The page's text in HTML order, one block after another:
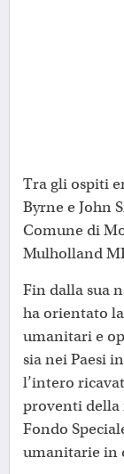
Tra gli ospiti
Byrne e John
Comune di
Mulholland
Fin dalla sua
ha orientato
umanitari e
sia nei Paesi
l’intero
proventi della
Fondo
umanitarie in